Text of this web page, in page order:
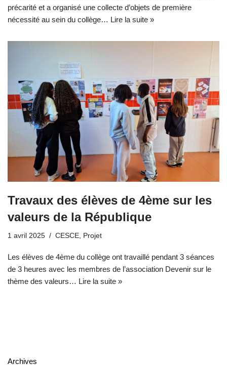
précarité et a organisé une collecte d’objets de première
nécessité au sein du collège… Lire la suite »
Travaux des élèves de 4ème sur les
valeurs de la République
1 avril 2025 CESCE, Projet
Les élèves de 4ème du collège ont travaillé pendant 3 séances
de 3 heures avec les membres de l’association Devenir sur le
thème des valeurs… Lire la suite »
Archives